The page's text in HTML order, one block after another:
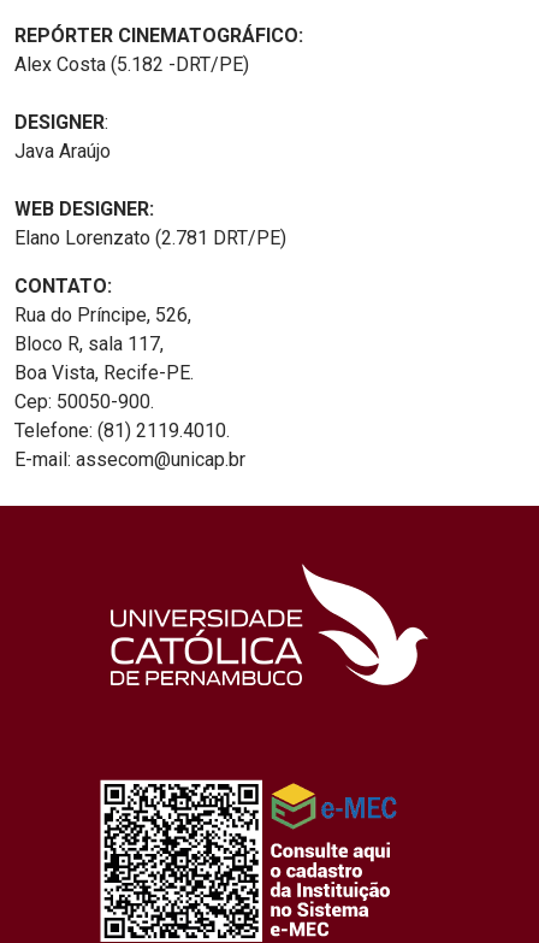
REPÓRTER CINEMATOGRÁFICO:
Alex Costa (5.182 -DRT/PE)
DESIGNER:
Java Araújo
WEB DESIGNER:
Elano Lorenzato (2.781 DRT/PE)
CONTATO:
Rua do Príncipe, 526,
Bloco R, sala 117,
Boa Vista, Recife-PE.
Cep: 50050-900.
Telefone: (81) 2119.4010.
E-mail: assecom@unicap.br